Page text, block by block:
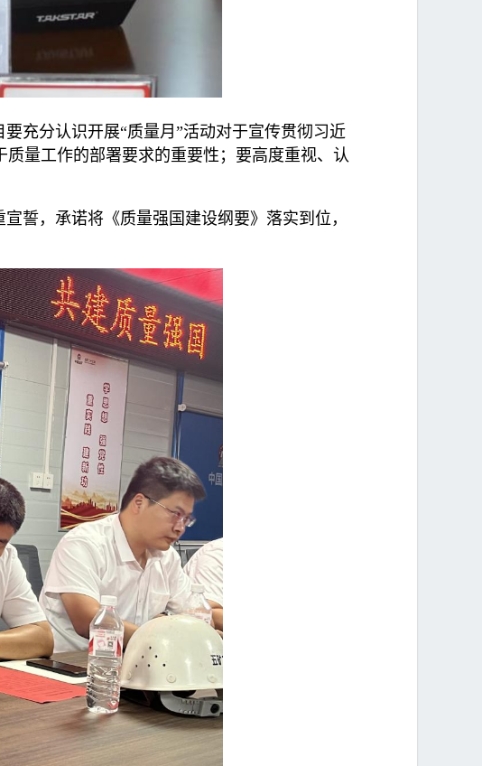
充分认识开展“质量月”活动对于宣传贯彻习近
量工作的部署要求的重要性；要高度重视、认
誓，承诺将《质量强国建设纲要》落实到位，